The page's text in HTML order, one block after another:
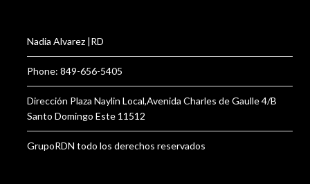
Nadia Alvarez |RD
Phone: 849-656-5405
Dirección Plaza Naylin Local,Avenida Charles de Gaulle 4/B
Santo Domingo Este 11512
GrupoRDN todo los derechos reservados